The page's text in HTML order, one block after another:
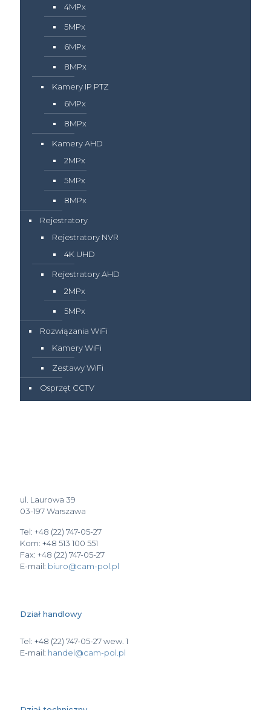
4MPx
5MPx
6MPx
8MPx
Kamery IP PTZ
6MPx
8MPx
Kamery AHD
2MPx
5MPx
8MPx
Rejestratory
Rejestratory NVR
4K UHD
Rejestratory AHD
2MPx
5MPx
Rozwiązania WiFi
Kamery WiFi
Zestawy WiFi
Osprzęt CCTV
ul. Laurowa 39
03-197 Warszawa
Tel: +48 (22) 747-05-27
Kom: +48 513 100 551
Fax: +48 (22) 747-05-27
E-mail: biuro@cam-pol.pl
Dział handlowy
Tel: +48 (22) 747-05-27 wew. 1
E-mail: handel@cam-pol.pl